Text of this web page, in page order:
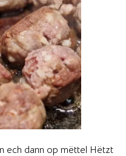
ech dann op mëttel Hëtzt